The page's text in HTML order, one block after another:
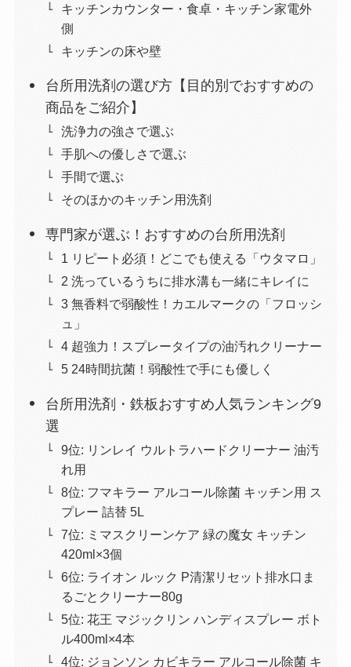
キッチンカウンター・食卓・キッチン家電外
側
キッチンの床や壁
台所用洗剤の選び方【目的別でおすすめの
商品をご紹介】
洗浄力の強さで選ぶ
手肌への優しさで選ぶ
手間で選ぶ
そのほかのキッチン用洗剤
専門家が選ぶ！おすすめの台所用洗剤
1 リピート必須！どこでも使える「ウタマロ」
2 洗っているうちに排水溝も一緒にキレイに
3 無香料で弱酸性！カエルマークの「フロッシ
ュ」
4 超強力！スプレータイプの油汚れクリーナー
5 24時間抗菌！弱酸性で手にも優しく
台所用洗剤・鉄板おすすめ人気ランキング9
選
9位: リンレイ ウルトラハードクリーナー 油汚
れ用
8位: フマキラー アルコール除菌 キッチン用 ス
プレー 詰替 5L
7位: ミマスクリーンケア 緑の魔女 キッチン
420ml×3個
6位: ライオン ルック P清潔リセット排水口ま
るごとクリーナー80g
5位: 花王 マジックリン ハンディスプレー ボト
ル400ml×4本
4位: ジョンソン カビキラー アルコール除菌 キ